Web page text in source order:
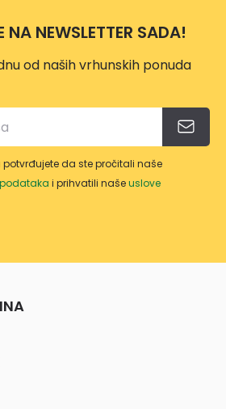
NA NEWSLETTER SADA!
od naših vrhunskih ponuda
da ste pročitali naše
i prihvatili našeuslove